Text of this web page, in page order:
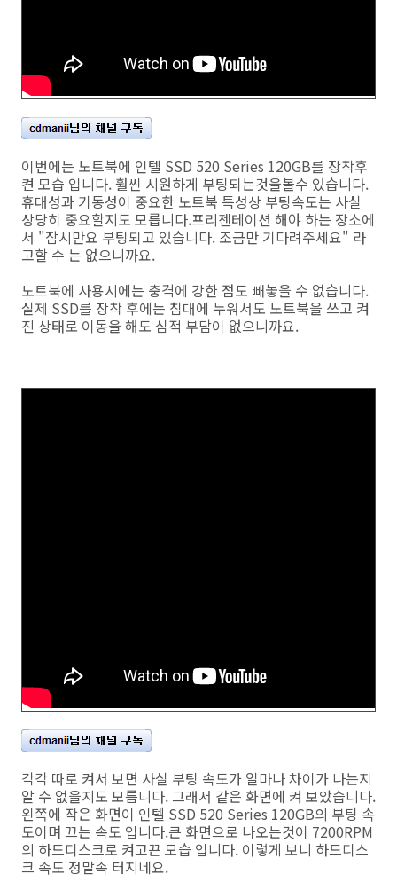
이번에는 노트북에 인텔 SSD 520 Series 120GB를 장착후
켠 모습 입니다. 훨씬 시원하게 부팅되는것을볼수 있습니다.
휴대성과 기동성이 중요한 노트북 특성상 부팅속도는 사실
상당히 중요할지도 모릅니다.프리젠테이션 해야 하는 장소에
서 "잠시만요 부팅되고 있습니다. 조금만 기다려주세요" 라
고할 수 는 없으니까요.
노트북에 사용시에는 충격에 강한 점도 빼놓을 수 없습니다.
실제 SSD를 장착 후에는 침대에 누워서도 노트북을 쓰고 켜
진 상태로 이동을 해도 심적 부담이 없으니까요.
각각 따로 켜서 보면 사실 부팅 속도가 얼마나 차이가 나는지
알 수 없을지도 모릅니다. 그래서 같은 화면에 켜 보았습니다.
왼쪽에 작은 화면이 인텔 SSD 520 Series 120GB의 부팅 속
도이며 끄는 속도 입니다.큰 화면으로 나오는것이 7200RPM
의 하드디스크로 켜고끈 모습 입니다. 이렇게 보니 하드디스
크 속도 정말속 터지네요.